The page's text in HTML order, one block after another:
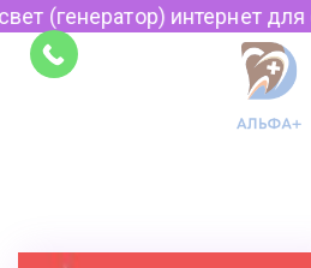
интернет для связи по